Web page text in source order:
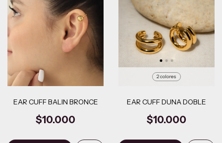
EAR CUFF BALIN BRONCE
$10.000
2 colores
EAR CUFF DUNA DOBLE
$10.000